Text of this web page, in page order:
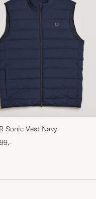
Sonic Vest Navy